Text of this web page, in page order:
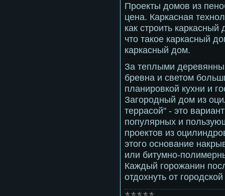
Проекты домов из
цена. Каркасная
как строить
что такое каркасный
каркасный дом.
За теплыми
бревна и светом
планировкой кухни и
Загородный дом из
террасой" - это
популярных и
проектов из
этого основание
или битумно-
Каждый горожанин
отдохнуть от